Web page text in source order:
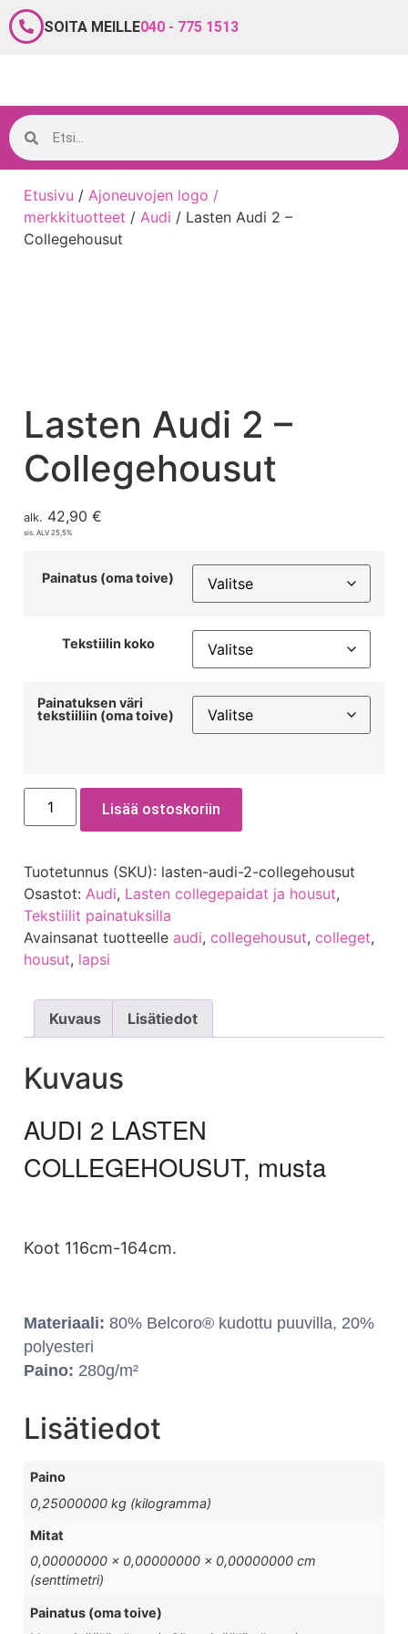
SOITA MEILLE040 - 775 1513
Etusivu / Ajoneuvojen logo /
merkkituotteet / Audi / Lasten Audi 2 –
Collegehousut
Lasten Audi 2 –
Collegehousut
alk. 42,90 €
sis. ALV 25,5%
Painatus (oma toive)
Tekstiilin koko
Painatuksen väri
tekstiiliin (oma toive)
Lisää ostoskoriin
Tuotetunnus (SKU): lasten-audi-2-collegehousut
Osastot: Audi, Lasten collegepaidat ja housut,
Tekstiilit painatuksilla
Avainsanat tuotteelle audi, collegehousut, colleget,
housut, lapsi
Kuvaus Lisätiedot
Kuvaus
AUDI 2 LASTEN
COLLEGEHOUSUT, musta
Koot 116cm-164cm.
Materiaali: 80% Belcoro® kudottu puuvilla, 20%
polyesteri
Paino: 280g/m²
Lisätiedot
Paino
0,25000000 kg (kilogramma)
Mitat
0,00000000 × 0,00000000 × 0,00000000 cm
(senttimetri)
Painatus (oma toive)